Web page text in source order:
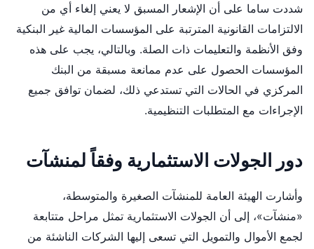
شددت ساما على أن الإشعار المسبق لا يعني إلغاء أي من
الالتزامات القانونية المترتبة على المؤسسات المالية غير البنكية
وفق الأنظمة والتعليمات ذات الصلة. وبالتالي، يجب على هذه
المؤسسات الحصول على عدم ممانعة مسبقة من البنك
المركزي في الحالات التي تستدعي ذلك، لضمان توافق جميع
الإجراءات مع المتطلبات التنظيمية.
دور الجولات الاستثمارية وفقاً لمنشآت
وأشارت الهيئة العامة للمنشآت الصغيرة والمتوسطة،
«منشآت»، إلى أن الجولات الاستثمارية تمثل مراحل متتابعة
لجمع الأموال والتمويل التي تسعى إليها الشركات الناشئة من